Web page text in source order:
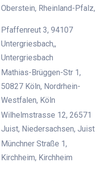
Oberstein, Rheinland-Pfalz,
Pfaffenreut 3, 94107
Untergriesbach,,
Untergriesbach
Mathias-Brüggen-Str 1,
50827 Köln, Nordrhein-
Westfalen, Köln
Wilhelmstrasse 12, 26571
Juist, Niedersachsen, Juist
Münchner Straße 1,
Kirchheim, Kirchheim